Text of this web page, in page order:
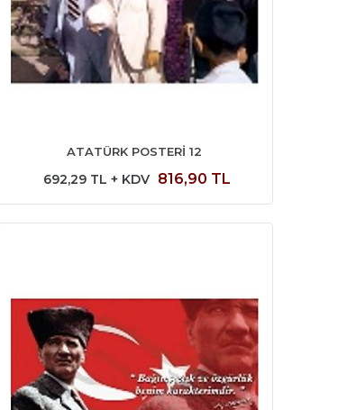
ATATÜRK POSTERİ 12
692,29 TL + KDV 816,90 TL